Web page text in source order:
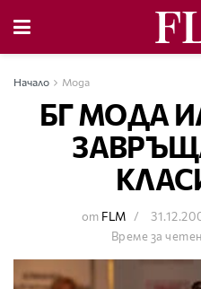
Начало Мода
БГ МОДА
от FLM
Време за